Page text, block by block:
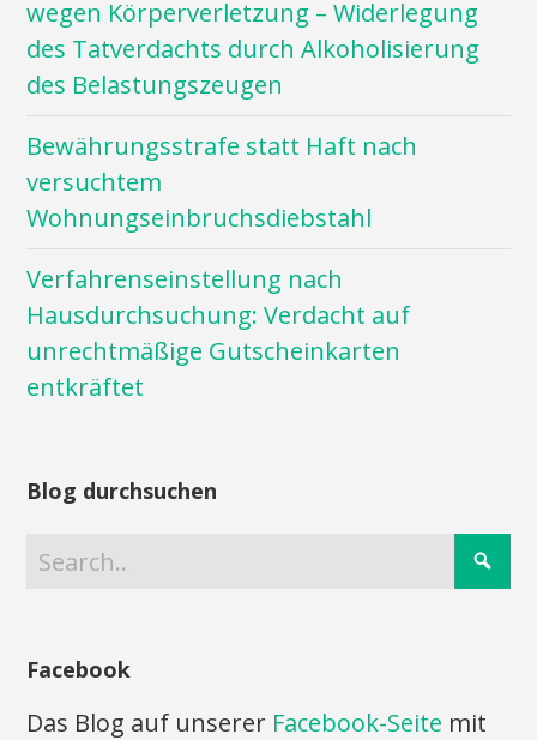
wegen Körperverletzung – Widerlegung
des Tatverdachts durch Alkoholisierung
des Belastungszeugen
Bewährungsstrafe statt Haft nach
versuchtem
Wohnungseinbruchsdiebstahl
Verfahrenseinstellung nach
Hausdurchsuchung: Verdacht auf
unrechtmäßige Gutscheinkarten
entkräftet
Blog durchsuchen
Facebook
Das Blog auf unserer Facebook-Seite mit